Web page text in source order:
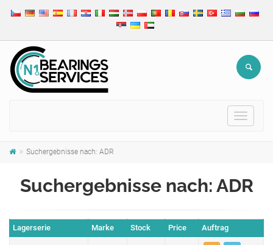
Toggle
Suchergebnisse nach: ADR
Suchergebnisse nach: ADR
Lagerserie Marke Stock Price Auftrag